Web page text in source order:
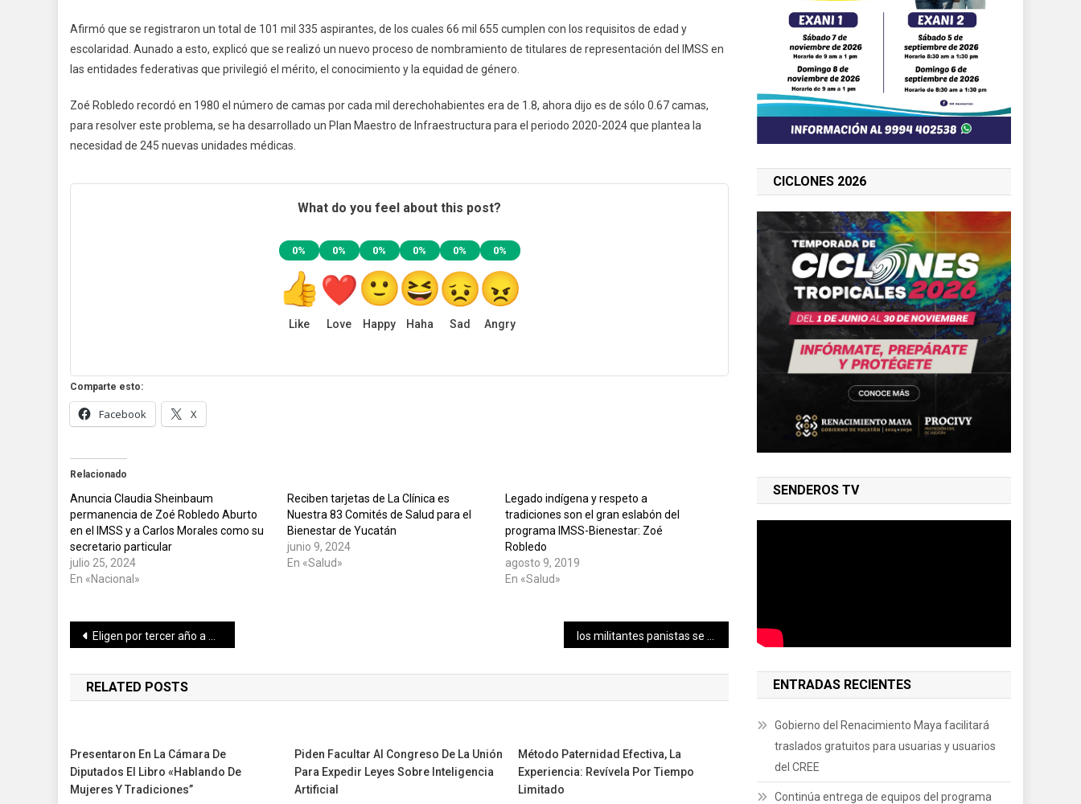
Afirmó que se registraron un total de 101 mil 335 aspirantes, de los cuales 66 mil 655 cumplen con los requisitos de edad y
escolaridad. Aunado a esto, explicó que se realizó un nuevo proceso de nombramiento de titulares de representación del IMSS en
las entidades federativas que privilegió el mérito, el conocimiento y la equidad de género.
Zoé Robledo recordó en 1980 el número de camas por cada mil derechohabientes era de 1.8, ahora dijo es de sólo 0.67 camas,
para resolver este problema, se ha desarrollado un Plan Maestro de Infraestructura para el periodo 2020-2024 que plantea la
necesidad de 245 nuevas unidades médicas.
What do you feel about this post?
0%
Like
0%
Love
0%
Happy
0%
Haha
0%
Sad
0%
Angry
Comparte esto:
Facebook X
Relacionado
Anuncia Claudia Sheinbaum
permanencia de Zoé Robledo Aburto
en el IMSS y a Carlos Morales como su
secretario particular
julio 25, 2024
En «Nacional»
Reciben tarjetas de La Clínica es
Nuestra 83 Comités de Salud para el
Bienestar de Yucatán
junio 9, 2024
En «Salud»
Legado indígena y respeto a
tradiciones son el gran eslabón del
programa IMSS-Bienestar: Zoé
Robledo
agosto 9, 2019
En «Salud»
Navegación
de
entradas
Eligen por tercer año a Michel Salum como presidente de Canaco Mérida.
RELATED POSTS
Presentaron En La Cámara De
Diputados El Libro «Hablando De
Mujeres Y Tradiciones”
Piden Facultar Al Congreso De La Unión
Para Expedir Leyes Sobre Inteligencia
Artificial
Método Paternidad Efectiva, La
Experiencia: Revívela Por Tiempo
Limitado
CICLONES 2026
SENDEROS TV
ENTRADAS RECIENTES
Gobierno del Renacimiento Maya facilitará
traslados gratuitos para usuarias y usuarios
del CREE
Continúa entrega de equipos del programa